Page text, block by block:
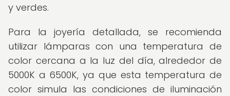
y verdes.
Para la joyería detallada, se recomienda
utilizar lámparas con una temperatura de
color cercana a la luz del día, alrededor de
5000K a 6500K, ya que esta temperatura de
color simula las condiciones de iluminación